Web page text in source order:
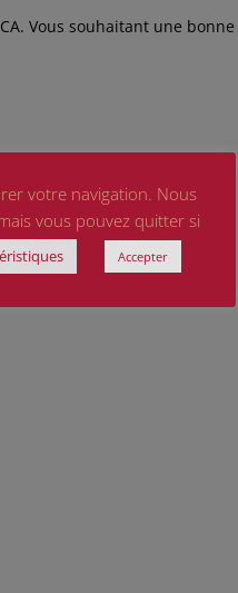
Vous souhaitant une bonne
Récits de vie ,
un travail de recherche
familiale illustre la
votre navigation. Nous
vous pouvez quitter si
Accepter